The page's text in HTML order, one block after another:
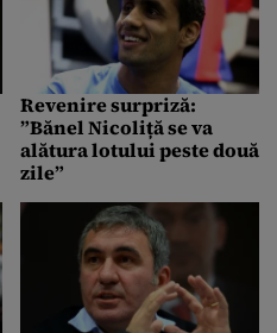
Revenire surpriză:
”Bănel Nicoliță se va
alătura lotului peste două
zile”